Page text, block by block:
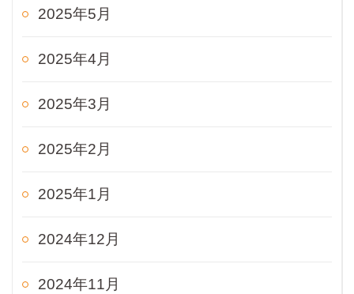
2025年5月
2025年4月
2025年3月
2025年2月
2025年1月
2024年12月
2024年11月